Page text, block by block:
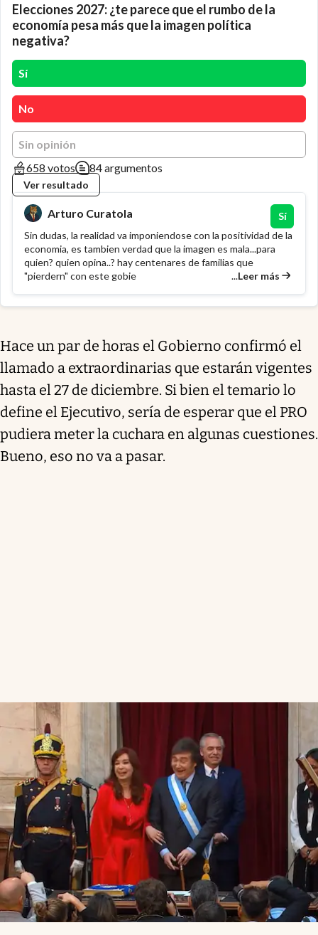
Elecciones 2027: ¿te parece que el rumbo de la
economía pesa más que la imagen política
negativa?
Sí
No
Sin opinión
658 votos
84 argumentos
Ver resultado
Arturo Curatola
Sí
Sin dudas, la realidad va imponiendose con la positividad de la
economia, es tambien verdad que la imagen es mala...para
quien? quien opina..? hay centenares de familias que
"pierdern" con este gobie
...Leer más
Hace un par de horas el Gobierno confirmó el
llamado a extraordinarias que estarán vigentes
hasta el 27 de diciembre. Si bien el temario lo
define el Ejecutivo, sería de esperar que el PRO
pudiera meter la cuchara en algunas cuestiones.
Bueno, eso no va a pasar.